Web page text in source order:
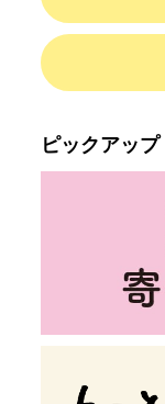
ピックアップ